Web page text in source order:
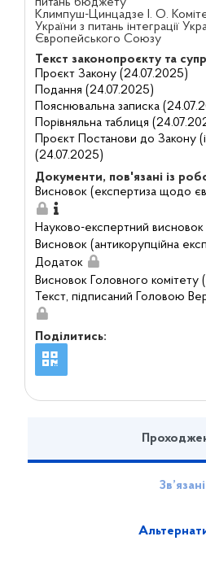
Климпуш-Цинцадзе І. О.
України з питань інтеграції
Європейського Союзу
Текст законопроєкту та
Проєкт Закону (24.07.2025)
Подання (24.07.2025)
Пояснювальна записка
Порівняльна таблиця
Проєкт Постанови до Закону
(24.07.2025)
Документи, пов'язані із
Висновок (експертиза щодо
Науково-експертний
Висновок (антикорупційна
Додаток
Висновок Головного
Текст, підписаний Головою
Поділитись:
Зв’язані